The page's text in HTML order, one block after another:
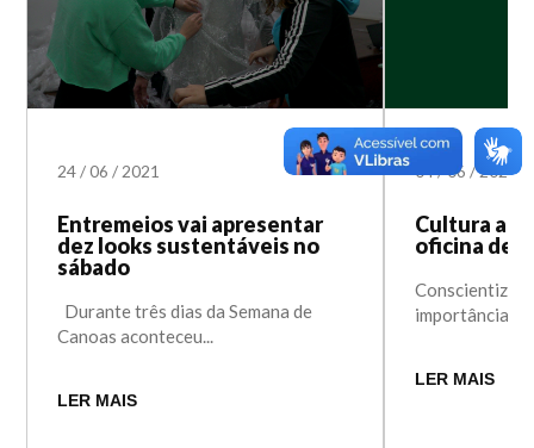
24 /06 /2021
Entremeios vai apresentar
dez looks sustentáveis no
sábado
Durante três dias da Semana de
Canoas aconteceu...
LER MAIS
04/06 /2021
Cultura
oficina de
Conscientizar
importância
LER MAIS